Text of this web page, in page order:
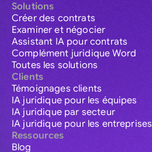
Solutions
Créer des contrats
Examiner et négocier
Assistant IA pour contrats
Complément juridique Word
Toutes les solutions
Clients
Témoignages clients
IA juridique pour les équipes
IA juridique par secteur
IA juridique pour les entreprises
Ressources
Blog